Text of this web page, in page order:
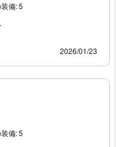
備:5
2026/01/23
備:5